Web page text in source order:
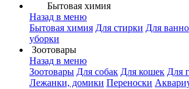
Бытовая химия
Назад в меню
Бытовая химия Для стирки Для
уборки
Зоотовары
Назад в меню
Зоотовары Для собак Для кошек Для
Лежанки, домики Переноски